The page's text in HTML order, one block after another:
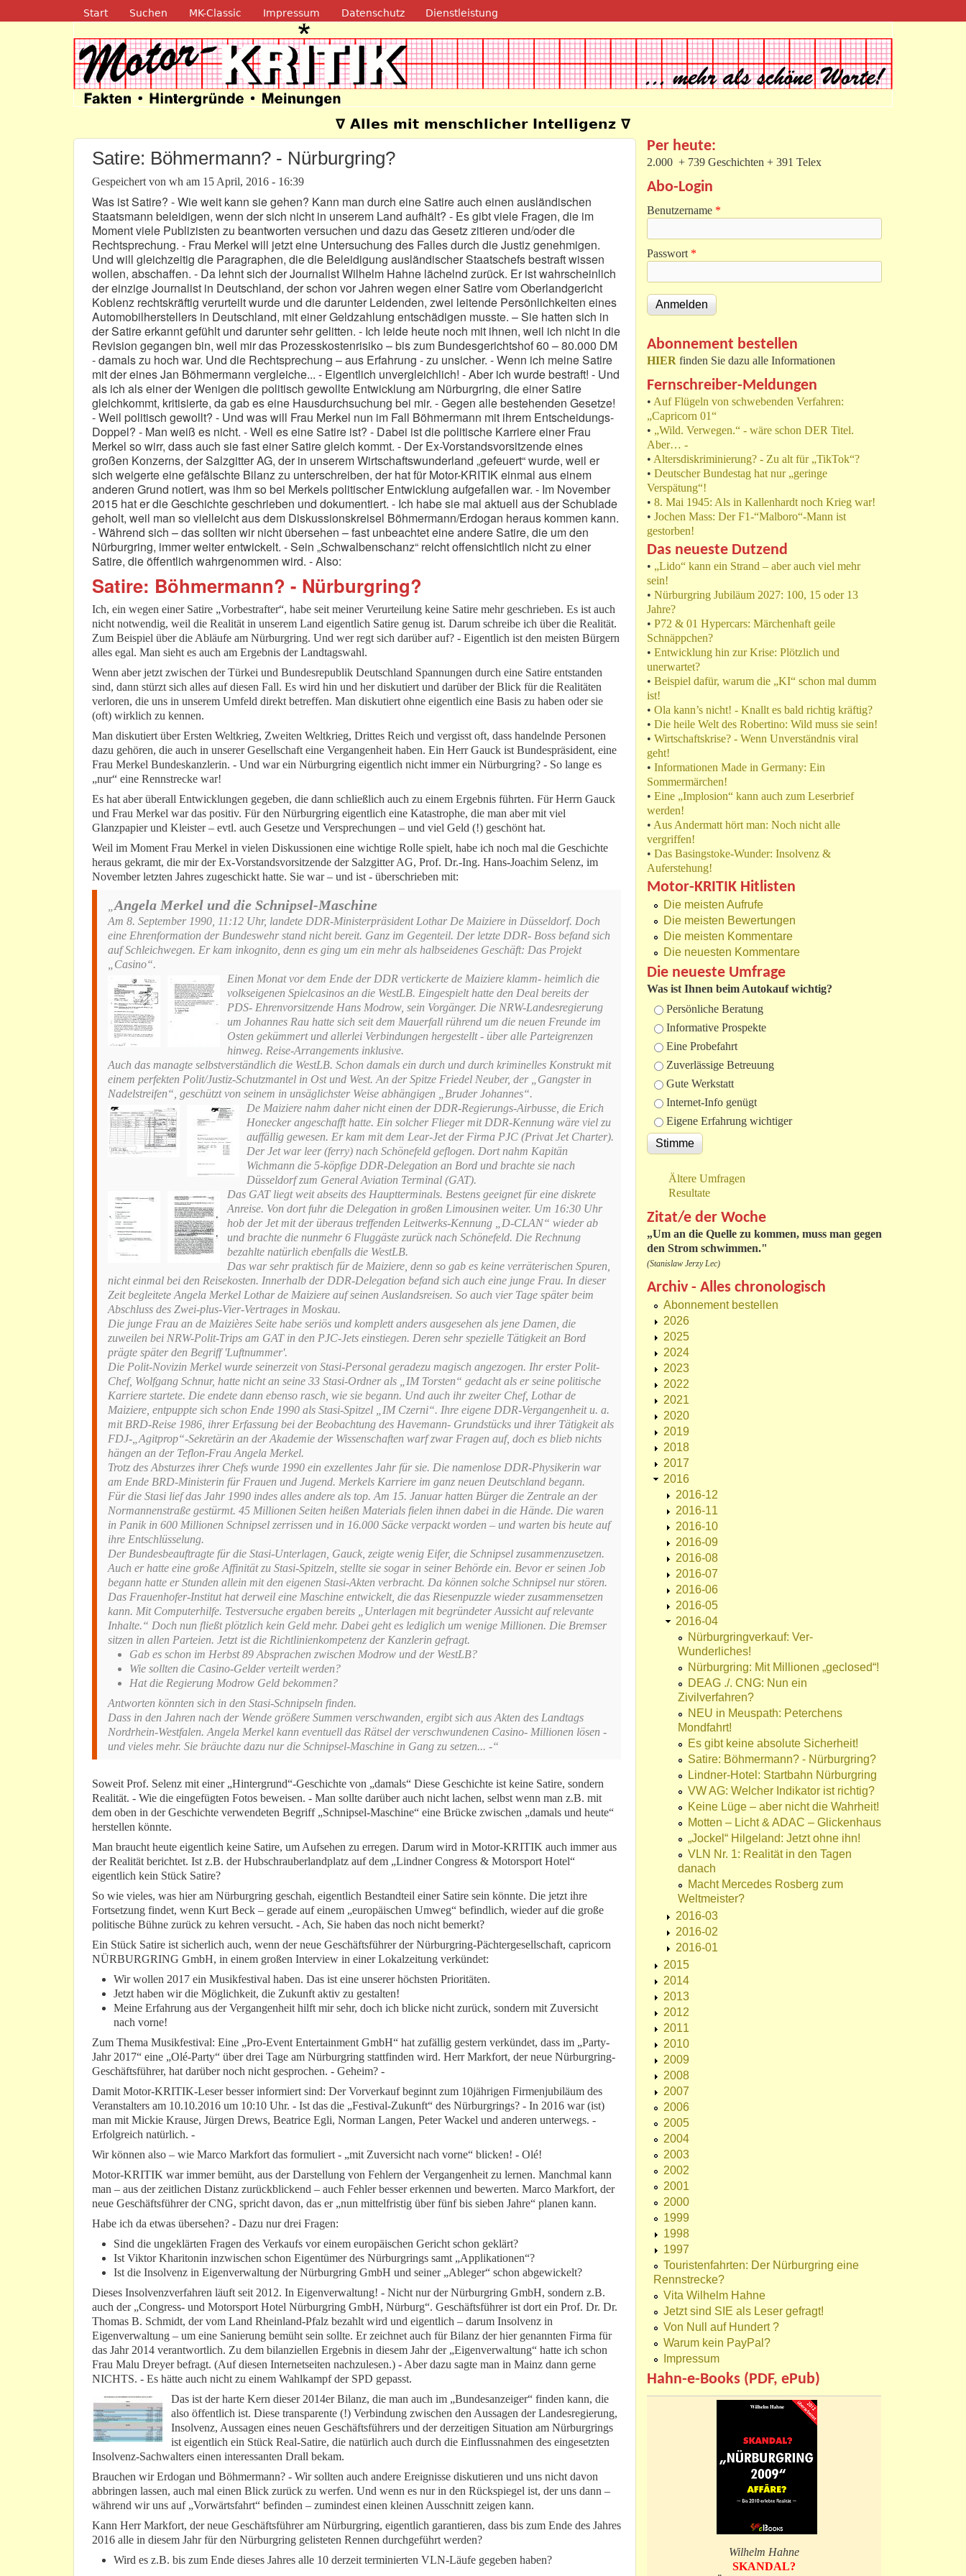
Direkt zum Inhalt
Navigation
Start Suchen MK-Classic Impressum Datenschutz Dienstleistung
Motor-Kritik.de∇ Alles mit menschlicher Intelligenz ∇
Satire: Böhmermann? - Nürburgring?
Gespeichert von wh am 15 April, 2016 - 16:39
Was ist Satire? - Wie weit kann sie gehen? Kann man durch eine Satire auch einen ausländischen
Staatsmann beleidigen, wenn der sich nicht in unserem Land aufhält? - Es gibt viele Fragen, die im
Moment viele Publizisten zu beantworten versuchen und dazu das Gesetz zitieren und/oder die
Rechtsprechung. - Frau Merkel will jetzt eine Untersuchung des Falles durch die Justiz genehmigen.
Und will gleichzeitig die Paragraphen, die die Beleidigung ausländischer Staatschefs bestraft wissen
wollen, abschaffen. - Da lehnt sich der Journalist Wilhelm Hahne lächelnd zurück. Er ist wahrscheinlich
der einzige Journalist in Deutschland, der schon vor Jahren wegen einer Satire vom Oberlandgericht
Koblenz rechtskräftig verurteilt wurde und die darunter Leidenden, zwei leitende Persönlichkeiten eines
Automobilherstellers in Deutschland, mit einer Geldzahlung entschädigen musste. – Sie hatten sich in
der Satire erkannt gefühlt und darunter sehr gelitten. - Ich leide heute noch mit ihnen, weil ich nicht in die
Revision gegangen bin, weil mir das Prozesskostenrisiko – bis zum Bundesgerichtshof 60 – 80.000 DM
- damals zu hoch war. Und die Rechtsprechung – aus Erfahrung - zu unsicher. - Wenn ich meine Satire
mit der eines Jan Böhmermann vergleiche... - Eigentlich unvergleichlich! - Aber ich wurde bestraft! - Und
als ich als einer der Wenigen die politisch gewollte Entwicklung am Nürburgring, die einer Satire
gleichkommt, kritisierte, da gab es eine Hausdurchsuchung bei mir. - Gegen alle bestehenden Gesetze!
- Weil politisch gewollt? - Und was will Frau Merkel nun im Fall Böhmermann mit ihrem Entscheidungs-
Doppel? - Man weiß es nicht. - Weil es eine Satire ist? - Dabei ist die politische Karriere einer Frau
Merkel so wirr, dass auch sie fast einer Satire gleich kommt. - Der Ex-Vorstandsvorsitzende eines
großen Konzerns, der Salzgitter AG, der in unserem Wirtschaftswunderland „gefeuert“ wurde, weil er
sich weigerte eine gefälschte Bilanz zu unterschreiben, der hat für Motor-KRITIK einmal aus einem
anderen Grund notiert, was ihm so bei Merkels politischer Entwicklung aufgefallen war. - Im November
2015 hat er die Geschichte geschrieben und dokumentiert. - Ich habe sie mal aktuell aus der Schublade
geholt, weil man so vielleicht aus dem Diskussionskreisel Böhmermann/Erdogan heraus kommen kann.
- Während sich – das sollten wir nicht übersehen – fast unbeachtet eine andere Satire, die um den
Nürburgring, immer weiter entwickelt. - Sein „Schwalbenschanz“ reicht offensichtlich nicht zu einer
Satire, die öffentlich wahrgenommen wird. - Also:
Satire: Böhmermann? - Nürburgring?
Ich, ein wegen einer Satire „Vorbestrafter“, habe seit meiner Verurteilung keine Satire mehr geschrieben. Es ist auch
nicht notwendig, weil die Realität in unserem Land eigentlich Satire genug ist. Darum schreibe ich über die Realität.
Zum Beispiel über die Abläufe am Nürburgring. Und wer regt sich darüber auf? - Eigentlich ist den meisten Bürgern
alles egal. Man sieht es auch am Ergebnis der Landtagswahl.
Wenn aber jetzt zwischen der Türkei und Bundesrepublik Deutschland Spannungen durch eine Satire entstanden
sind, dann stürzt sich alles auf diesen Fall. Es wird hin und her diskutiert und darüber der Blick für die Realitäten
verloren, die uns in unserem Umfeld direkt betreffen. Man diskutiert ohne eigentlich eine Basis zu haben oder sie
(oft) wirklich zu kennen.
Man diskutiert über Ersten Weltkrieg, Zweiten Weltkrieg, Drittes Reich und vergisst oft, dass handelnde Personen
dazu gehören, die auch in unserer Gesellschaft eine Vergangenheit haben. Ein Herr Gauck ist Bundespräsident, eine
Frau Merkel Bundeskanzlerin. - Und war ein Nürburgring eigentlich nicht immer ein Nürburgring? - So lange es
„nur“ eine Rennstrecke war!
Es hat aber überall Entwicklungen gegeben, die dann schließlich auch zu einem Ergebnis führten. Für Herrn Gauck
und Frau Merkel war das positiv. Für den Nürburgring eigentlich eine Katastrophe, die man aber mit viel
Glanzpapier und Kleister – evtl. auch Gesetze und Versprechungen – und viel Geld (!) geschönt hat.
Weil im Moment Frau Merkel in vielen Diskussionen eine wichtige Rolle spielt, habe ich noch mal die Geschichte
heraus gekramt, die mir der Ex-Vorstandsvorsitzende der Salzgitter AG, Prof. Dr.-Ing. Hans-Joachim Selenz, im
November letzten Jahres zugeschickt hatte. Sie war – und ist - überschrieben mit:
Angela Merkel und die Schnipsel-Maschine
Am 8. September 1990, 11:12 Uhr, landete DDR-Ministerpräsident Lothar De Maiziere in Düsseldorf. Doch
eine Ehrenformation der Bundeswehr stand nicht bereit. Ganz im Gegenteil. Der letzte DDR- Boss befand sich
auf Schleichwegen. Er kam inkognito, denn es ging um ein mehr als halbseidenes Geschäft: Das Projekt
„Casino“.
Einen Monat vor dem Ende der DDR vertickerte de Maiziere klamm- heimlich die
volkseigenen Spielcasinos an die WestLB. Eingespielt hatte den Deal bereits der
PDS- Ehrenvorsitzende Hans Modrow, sein Vorgänger. Die NRW-Landesregierung
um Johannes Rau hatte sich seit dem Mauerfall rührend um die neuen Freunde im
Osten gekümmert und allerlei Verbindungen hergestellt - über alle Parteigrenzen
hinweg. Reise-Arrangements inklusive.
Auch das managte selbstverständlich die WestLB. Schon damals ein durch und durch kriminelles Konstrukt mit
einem perfekten Polit/Justiz-Schutzmantel in Ost und West. An der Spitze Friedel Neuber, der „Gangster in
Nadelstreifen“, geschützt von seinem in unsäglichster Weise abhängigen „Bruder Johannes“.
De Maiziere nahm daher nicht einen der DDR-Regierungs-Airbusse, die Erich
Honecker angeschafft hatte. Ein solcher Flieger mit DDR-Kennung wäre viel zu
auffällig gewesen. Er kam mit dem Lear-Jet der Firma PJC (Privat Jet Charter).
Der Jet war leer (ferry) nach Schönefeld geflogen. Dort nahm Kapitän
Wichmann die 5-köpfige DDR-Delegation an Bord und brachte sie nach
Düsseldorf zum General Aviation Terminal (GAT).
Das GAT liegt weit abseits des Hauptterminals. Bestens geeignet für eine diskrete
Anreise. Von dort fuhr die Delegation in großen Limousinen weiter. Um 16:30 Uhr
hob der Jet mit der überaus treffenden Leitwerks-Kennung „D-CLAN“ wieder ab
und brachte die nunmehr 6 Fluggäste zurück nach Schönefeld. Die Rechnung
bezahlte natürlich ebenfalls die WestLB.
Das war sehr praktisch für de Maiziere, denn so gab es keine verräterischen Spuren,
nicht einmal bei den Reisekosten. Innerhalb der DDR-Delegation befand sich auch eine junge Frau. In dieser
Zeit begleitete Angela Merkel Lothar de Maiziere auf seinen Auslandsreisen. So auch vier Tage später beim
Abschluss des Zwei-plus-Vier-Vertrages in Moskau.
Die junge Frau an de Maizières Seite habe seriös und komplett anders ausgesehen als jene Damen, die
zuweilen bei NRW-Polit-Trips am GAT in den PJC-Jets einstiegen. Deren sehr spezielle Tätigkeit an Bord
prägte später den Begriff 'Luftnummer'.
Die Polit-Novizin Merkel wurde seinerzeit von Stasi-Personal geradezu magisch angezogen. Ihr erster Polit-
Chef, Wolfgang Schnur, hatte nicht an seine 33 Stasi-Ordner als „IM Torsten“ gedacht als er seine politische
Karriere startete. Die endete dann ebenso rasch, wie sie begann. Und auch ihr zweiter Chef, Lothar de
Maiziere, entpuppte sich schon Ende 1990 als Stasi-Spitzel „IM Czerni“. Ihre eigene DDR-Vergangenheit u. a.
mit BRD-Reise 1986, ihrer Erfassung bei der Beobachtung des Havemann- Grundstücks und ihrer Tätigkeit als
FDJ-„Agitprop“-Sekretärin an der Akademie der Wissenschaften warf zwar Fragen auf, doch es blieb nichts
hängen an der Teflon-Frau Angela Merkel.
Trotz des Absturzes ihrer Chefs wurde 1990 ein exzellentes Jahr für sie. Die namenlose DDR-Physikerin war
am Ende BRD-Ministerin für Frauen und Jugend. Merkels Karriere im ganz neuen Deutschland begann.
Für die Stasi lief das Jahr 1990 indes alles andere als top. Am 15. Januar hatten Bürger die Zentrale an der
Normannenstraße gestürmt. 45 Millionen Seiten heißen Materials fielen ihnen dabei in die Hände. Die waren
in Panik in 600 Millionen Schnipsel zerrissen und in 16.000 Säcke verpackt worden – und warten bis heute auf
ihre Entschlüsselung.
Der Bundesbeauftragte für die Stasi-Unterlagen, Gauck, zeigte wenig Eifer, die Schnipsel zusammenzusetzen.
Auch er hatte eine große Affinität zu Stasi-Spitzeln, stellte sie sogar in seiner Behörde ein. Bevor er seinen Job
begann hatte er Stunden allein mit den eigenen Stasi-Akten verbracht. Da können solche Schnipsel nur stören.
Das Frauenhofer-Institut hat derweil eine Maschine entwickelt, die das Riesenpuzzle wieder zusammensetzen
kann. Mit Computerhilfe. Testversuche ergaben bereits „Unterlagen mit begründeter Aussicht auf relevante
Inhalte.“ Doch nun fließt plötzlich kein Geld mehr. Dabei geht es lediglich um wenige Millionen. Die Bremser
sitzen in allen Parteien. Jetzt ist die Richtlinienkompetenz der Kanzlerin gefragt.
Gab es schon im Herbst 89 Absprachen zwischen Modrow und der WestLB?
Wie sollten die Casino-Gelder verteilt werden?
Hat die Regierung Modrow Geld bekommen?
Antworten könnten sich in den Stasi-Schnipseln finden.
Dass in den Jahren nach der Wende größere Summen verschwanden, ergibt sich aus Akten des Landtags
Nordrhein-Westfalen. Angela Merkel kann eventuell das Rätsel der verschwundenen Casino- Millionen lösen -
und vieles mehr. Sie bräuchte dazu nur die Schnipsel-Maschine in Gang zu setzen... -“
Soweit Prof. Selenz mit einer „Hintergrund“-Geschichte von „damals“ Diese Geschichte ist keine Satire, sondern
Realität. - Wie die eingefügten Fotos beweisen. - Man sollte darüber auch nicht lachen, selbst wenn man z.B. mit
dem oben in der Geschichte verwendeten Begriff „Schnipsel-Maschine“ eine Brücke zwischen „damals und heute“
herstellen könnte.
Man braucht heute eigentlich keine Satire, um Aufsehen zu erregen. Darum wird in Motor-KRITIK auch immer aus
der Realität berichtet. Ist z.B. der Hubschrauberlandplatz auf dem „Lindner Congress & Motorsport Hotel“
eigentlich kein Stück Satire?
So wie vieles, was hier am Nürburgring geschah, eigentlich Bestandteil einer Satire sein könnte. Die jetzt ihre
Fortsetzung findet, wenn Kurt Beck – gerade auf einem „europäischen Umweg“ befindlich, wieder auf die große
politische Bühne zurück zu kehren versucht. - Ach, Sie haben das noch nicht bemerkt?
Ein Stück Satire ist sicherlich auch, wenn der neue Geschäftsführer der Nürburgring-Pächtergesellschaft, capricorn
NÜRBURGRING GmbH, in einem großen Interview in einer Lokalzeitung verkündet:
Wir wollen 2017 ein Musikfestival haben. Das ist eine unserer höchsten Prioritäten.
Jetzt haben wir die Möglichkeit, die Zukunft aktiv zu gestalten!
Meine Erfahrung aus der Vergangenheit hilft mir sehr, doch ich blicke nicht zurück, sondern mit Zuversicht
nach vorne!
Zum Thema Musikfestival: Eine „Pro-Event Entertainment GmbH“ hat zufällig gestern verkündet, dass im „Party-
Jahr 2017“ eine „Olé-Party“ über drei Tage am Nürburgring stattfinden wird. Herr Markfort, der neue Nürburgring-
Geschäftsführer, hat darüber noch nicht gesprochen. - Geheim? -
Damit Motor-KRITIK-Leser besser informiert sind: Der Vorverkauf beginnt zum 10jährigen Firmenjubiläum des
Veranstalters am 10.10.2016 um 10:10 Uhr. - Ist das die „Festival-Zukunft“ des Nürburgrings? - In 2016 war (ist)
man mit Mickie Krause, Jürgen Drews, Beatrice Egli, Norman Langen, Peter Wackel und anderen unterwegs. -
Erfolgreich natürlich. -
Wir können also – wie Marco Markfort das formuliert - „mit Zuversicht nach vorne“ blicken! - Olé!
Motor-KRITIK war immer bemüht, aus der Darstellung von Fehlern der Vergangenheit zu lernen. Manchmal kann
man – aus der zeitlichen Distanz zurückblickend – auch Fehler besser erkennen und bewerten. Marco Markfort, der
neue Geschäftsführer der CNG, spricht davon, das er „nun mittelfristig über fünf bis sieben Jahre“ planen kann.
Habe ich da etwas übersehen? - Dazu nur drei Fragen:
Sind die ungeklärten Fragen des Verkaufs vor einem europäischen Gericht schon geklärt?
Ist Viktor Kharitonin inzwischen schon Eigentümer des Nürburgrings samt „Applikationen“?
Ist die Insolvenz in Eigenverwaltung der Nürburgring GmbH und seiner „Ableger“ schon abgewickelt?
Dieses Insolvenzverfahren läuft seit 2012. In Eigenverwaltung! - Nicht nur der Nürburgring GmbH, sondern z.B.
auch der „Congress- und Motorsport Hotel Nürburgring GmbH, Nürburg“. Geschäftsführer ist dort ein Prof. Dr. Dr.
Thomas B. Schmidt, der vom Land Rheinland-Pfalz bezahlt wird und eigentlich – darum Insolvenz in
Eigenverwaltung – um eine Sanierung bemüht sein sollte. Er zeichnet auch für Bilanz der hier genannten Firma für
das Jahr 2014 verantwortlich. Zu dem bilanziellen Ergebnis in diesem Jahr der „Eigenverwaltung“ hatte ich schon
Frau Malu Dreyer befragt. (Auf diesen Internetseiten nachzulesen.) - Aber dazu sagte man in Mainz dann gerne
NICHTS. - Es hätte auch nicht zu einem Wahlkampf der SPD gepasst.
Das ist der harte Kern dieser 2014er Bilanz, die man auch im „Bundesanzeiger“ finden kann, die
also öffentlich ist. Diese transparente (!) Verbindung zwischen den Aussagen der Landesregierung,
Insolvenz, Aussagen eines neuen Geschäftsführers und der derzeitigen Situation am Nürburgrings
ist eigentlich ein Stück Real-Satire, die natürlich auch durch die Einflussnahmen des eingesetzten
Insolvenz-Sachwalters einen interessanten Drall bekam.
Brauchen wir Erdogan und Böhmermann? - Wir sollten auch andere Ereignisse diskutieren und uns nicht davon
abbringen lassen, auch mal einen Blick zurück zu werfen. Und wenn es nur in den Rückspiegel ist, der uns dann –
während wir uns auf „Vorwärtsfahrt“ befinden – zumindest einen kleinen Ausschnitt zeigen kann.
Kann Herr Markfort, der neue Geschäftsführer am Nürburgring, eigentlich garantieren, dass bis zum Ende des Jahres
2016 alle in diesem Jahr für den Nürburgring gelisteten Rennen durchgeführt werden?
Wird es z.B. bis zum Ende dieses Jahres alle 10 derzeit terminierten VLN-Läufe gegeben haben?
Per heute:
2.000 + 739 Geschichten + 391 Telex
Abo-Login
Benutzername *
Passwort *
Abonnement bestellen
HIER finden Sie dazu alle Informationen
Fernschreiber-Meldungen
• Auf Flügeln von schwebenden Verfahren:
„Capricorn 01“
• „Wild. Verwegen.“ - wäre schon DER Titel.
Aber… -
• Altersdiskriminierung? - Zu alt für „TikTok“?
• Deutscher Bundestag hat nur „geringe
Verspätung“!
• 8. Mai 1945: Als in Kallenhardt noch Krieg war!
• Jochen Mass: Der F1-“Malboro“-Mann ist
gestorben!
Das neueste Dutzend
• „Lido“ kann ein Strand – aber auch viel mehr
sein!
• Nürburgring Jubiläum 2027: 100, 15 oder 13
Jahre?
• P72 & 01 Hypercars: Märchenhaft geile
Schnäppchen?
• Entwicklung hin zur Krise: Plötzlich und
unerwartet?
• Beispiel dafür, warum die „KI“ schon mal dumm
ist!
• Ola kann’s nicht! - Knallt es bald richtig kräftig?
• Die heile Welt des Robertino: Wild muss sie sein!
• Wirtschaftskrise? - Wenn Unverständnis viral
geht!
• Informationen Made in Germany: Ein
Sommermärchen!
• Eine „Implosion“ kann auch zum Leserbrief
werden!
• Aus Andermatt hört man: Noch nicht alle
vergriffen!
• Das Basingstoke-Wunder: Insolvenz &
Auferstehung!
Motor-KRITIK Hitlisten
Die meisten Aufrufe
Die meisten Bewertungen
Die meisten Kommentare
Die neuesten Kommentare
Die neueste Umfrage
Was ist Ihnen beim Autokauf wichtig?
Auswahlmöglichkeiten
Persönliche Beratung
Informative Prospekte
Eine Probefahrt
Zuverlässige Betreuung
Gute Werkstatt
Internet-Info genügt
Eigene Erfahrung wichtiger
Ältere Umfragen
Resultate
Zitat/e der Woche
„Um an die Quelle zu kommen, muss man gegen
den Strom schwimmen."
(Stanislaw Jerzy Lec)
Archiv - Alles chronologisch
Abonnement bestellen
2026
2025
2024
2023
2022
2021
2020
2019
2018
2017
2016
2016-12
2016-11
2016-10
2016-09
2016-08
2016-07
2016-06
2016-05
2016-04
Nürburgringverkauf: Ver-
Wunderliches!
Nürburgring: Mit Millionen „geclosed“!
DEAG ./. CNG: Nun ein
Zivilverfahren?
NEU in Meuspath: Peterchens
Mondfahrt!
Es gibt keine absolute Sicherheit!
Satire: Böhmermann? - Nürburgring?
Lindner-Hotel: Startbahn Nürburgring
VW AG: Welcher Indikator ist richtig?
Keine Lüge – aber nicht die Wahrheit!
Motten – Licht & ADAC – Glickenhaus
„Jockel“ Hilgeland: Jetzt ohne ihn!
VLN Nr. 1: Realität in den Tagen
danach
Macht Mercedes Rosberg zum
Weltmeister?
2016-03
2016-02
2016-01
2015
2014
2013
2012
2011
2010
2009
2008
2007
2006
2005
2004
2003
2002
2001
2000
1999
1998
1997
Touristenfahrten: Der Nürburgring eine
Rennstrecke?
Vita Wilhelm Hahne
Jetzt sind SIE als Leser gefragt!
Von Null auf Hundert ?
Warum kein PayPal?
Impressum
Hahn-e-Books (PDF, ePub)
Wilhelm Hahne
SKANDAL?